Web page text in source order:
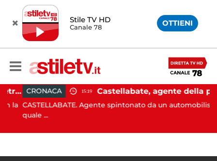
Stile TV HD
Canale 78 OTTIENI
Castellabate, barca di 12 metri resta incastrata sugli scogli: salvate 9 persone
la
CRONACA 15:19 Castellabate, agente della polizia locale aggredito per una multa: turista denunciato
CASTELLABATE. Agente spintonato da un automobilista al
quale ...